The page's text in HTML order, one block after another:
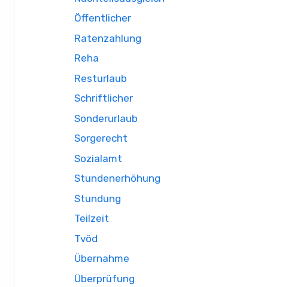
Öffentlicher
Ratenzahlung
Reha
Resturlaub
Schriftlicher
Sonderurlaub
Sorgerecht
Sozialamt
Stundenerhöhung
Stundung
Teilzeit
Tvöd
Übernahme
Überprüfung